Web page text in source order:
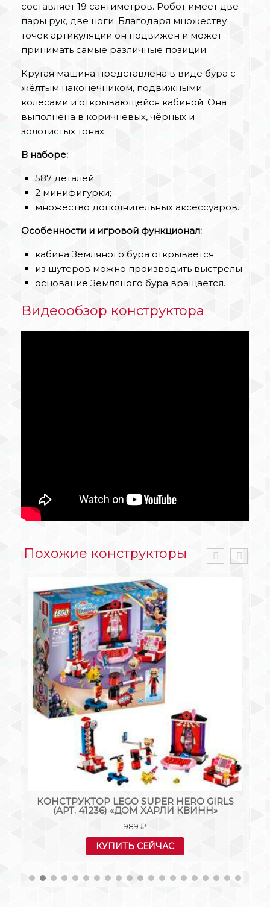
составляет 19 сантиметров. Робот имеет две
пары рук, две ноги. Благодаря множеству
точек артикуляции он подвижен и может
принимать самые различные позиции.
Крутая машина представлена в виде бура с
жёлтым наконечником, подвижными
колёсами и открывающейся кабиной. Она
выполнена в коричневых, чёрных и
золотистых тонах.
В наборе:
587 деталей;
2 минифигурки;
множество дополнительных аксессуаров.
Особенности и игровой функционал:
кабина Земляного бура открывается;
из шутеров можно производить выстрелы;
основание Земляного бура вращается.
Видеообзор конструктора
Похожие конструкторы
КОНСТРУКТОР LEGO SUPER HERO GIRLS
(АРТ. 41236) «ДОМ ХАРЛИ КВИНН»
989 ₽
КУПИТЬ СЕЙЧАС